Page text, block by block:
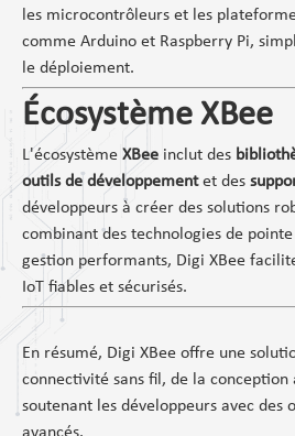
les microcontrôleurs et les
comme Arduino et Raspberry Pi,
le déploiement.
Écosystème XBee
L'écosystème XBee inclut des
outils de développementet des
développeurs à créer des solutions
combinant des technologies de
gestion performants, Digi XBee
IoT fiables et sécurisés.
En résumé, Digi XBee offre une
connectivité sans fil, de la conception
soutenant les développeurs avec des